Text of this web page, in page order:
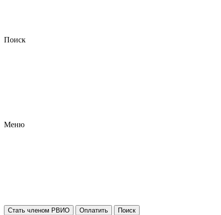
Поиск
Меню
Стать членом РВИО Оплатить Поиск